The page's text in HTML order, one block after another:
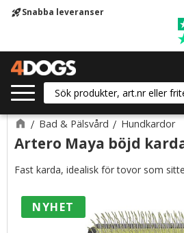
rocket_launchSnabba leveranser
Bad & Pälsvård Hundkardor
Artero Maya böjd
Fast karda, idealisk för tovor som
NYHET